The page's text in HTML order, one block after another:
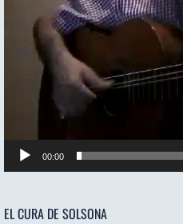
00:00
EL CURA DE SOLSONA